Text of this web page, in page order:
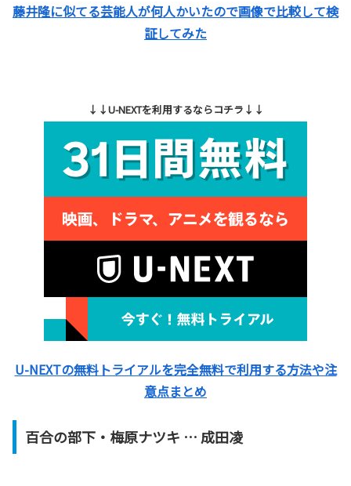
藤井隆に似てる芸能人が何人かいたので画像で比較して検
証してみた
↓↓U-NEXTを利用するならコチラ↓↓
U-NEXTの無料トライアルを完全無料で利用する方法や注
意点まとめ
百合の部下・梅原ナツキ … 成田凌